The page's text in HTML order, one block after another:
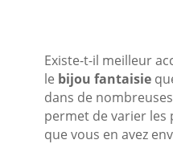
Existe-t-il meilleur
le bijou fantaisie
dans de
permet de varier les
que vous en avez